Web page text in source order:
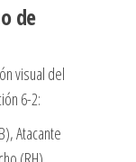
de
visual del
6-2:
Atacante